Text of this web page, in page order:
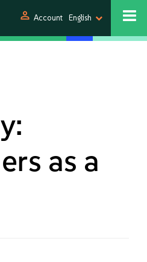
person Account English
as a